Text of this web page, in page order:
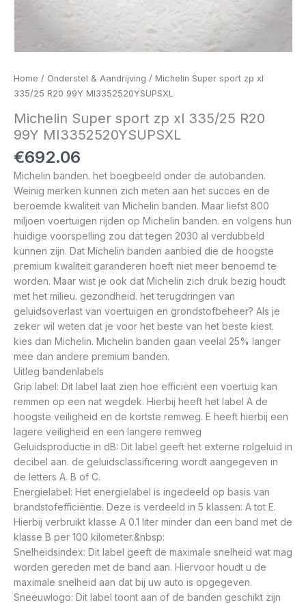
Home / Onderstel & Aandrijving / Michelin Super sport zp xl
335/25 R20 99Y MI3352520YSUPSXL
Michelin Super sport zp xl 335/25 R20
99Y MI3352520YSUPSXL
€692.06
Michelin banden. het boegbeeld onder de autobanden.
Weinig merken kunnen zich meten aan het succes en de
beroemde kwaliteit van Michelin banden. Maar liefst 800
miljoen voertuigen rijden op Michelin banden. en volgens hun
huidige voorspelling zou dat tegen 2030 al verdubbeld
kunnen zijn. Dat Michelin banden aanbied die de hoogste
premium kwaliteit garanderen hoeft niet meer benoemd te
worden. Maar wist je ook dat Michelin zich druk bezig houdt
met het milieu. gezondheid. het terugdringen van
geluidsoverlast van voertuigen en grondstofbeheer? Als je
zeker wil weten dat je voor het beste van het beste kiest.
kies dan Michelin. Michelin banden gaan veelal 25% langer
mee dan andere premium banden.
Uitleg bandenlabels
Grip label: Dit label laat zien hoe efficiënt een voertuig kan
remmen op een nat wegdek. Hierbij heeft het label A de
hoogste veiligheid en de kortste remweg. E heeft hierbij een
lagere veiligheid en een langere remweg
Geluidsproductie in dB: Dit label geeft het externe rolgeluid in
decibel aan. de geluidsclassificering wordt aangegeven in
de letters A. B of C.
Energielabel: Het energielabel is ingedeeld op basis van
brandstofefficiëntie. Deze is verdeeld in 5 klassen: A tot E.
Hierbij verbruikt klasse A 0.1 liter minder dan een band met de
klasse B per 100 kilometer.&nbsp:
Snelheidsindex: Dit label geeft de maximale snelheid wat mag
worden gereden met de band aan. Hiervoor houdt u de
maximale snelheid aan dat bij uw auto is opgegeven.
Sneeuwlogo: Dit label toont aan of de banden geschikt zijn